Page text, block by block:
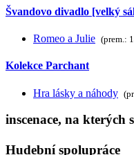
Švandovo divadlo [velký
Romeo a Julie (prem.:
Kolekce Parchant
Hra lásky a náhody
inscenace, na kterých
Hudební spolupráce